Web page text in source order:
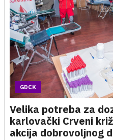
GDCK
Velika potreba za
karlovački Crveni
akcija dobrovoljnog